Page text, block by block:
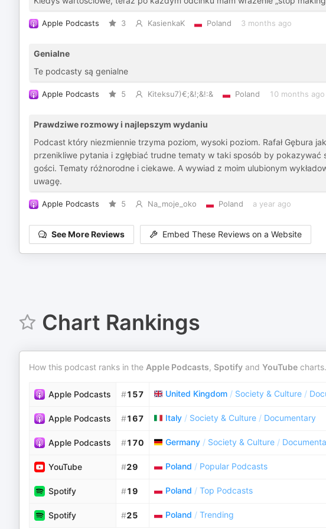
Apple Podcasts 3 KasienkaK Poland 3 months ago
Genialne
Te podcasty są genialne
Apple Podcasts 5 Kiteksu7)€;&!;&!:& Poland 10 months ago
Prawdziwe rozmowy i najlepszym wydaniu
Podcast który niezmiennie trzyma poziom, wysoki poziom. Rafał Gębura
przenikliwe pytania i zgłębiać trudne tematy w taki sposób by
gości. Tematy różnorodne i ciekawe. A wywiad z moim ulubionym
uwagę.
Apple Podcasts 5 Na_moje_oko Poland a year ago
See More Reviews Embed These Reviews on a Website
Chart Rankings
How this podcast ranks in the Apple Podcasts, Spotify and YouTube charts.
Apple Podcasts #157 United Kingdom / Society & Culture /
Apple Podcasts #167 Italy / Society & Culture / Documentary
Apple Podcasts #170 Germany / Society & Culture /
YouTube #29 Poland / Popular Podcasts
Spotify #19 Poland / Top Podcasts
Spotify #25 Poland / Trending